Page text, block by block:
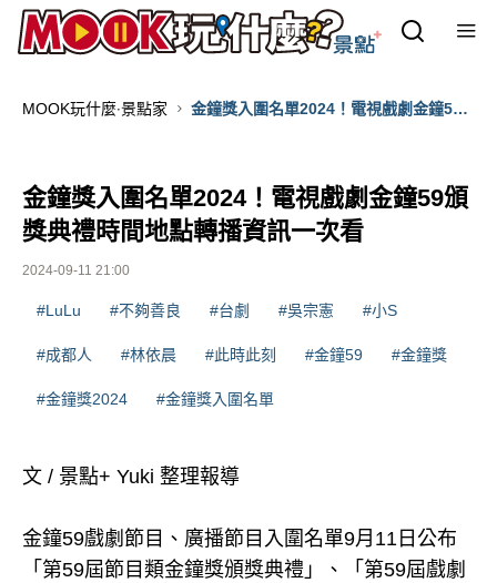
MOOK玩什麼‧景點家
金鐘獎入圍名單2024！電視戲劇金鐘59
金鐘獎入圍名單2024！電視戲劇金鐘59頒
獎典禮時間地點轉播資訊一次看
2024-09-11 21:00
#LuLu #不夠善良 #台劇 #吳宗憲 #小S
#成都人 #林依晨 #此時此刻 #金鐘59 #金鐘獎
#金鐘獎2024 #金鐘獎入圍名單
文 / 景點+ Yuki 整理報導
金鐘59戲劇節目、廣播節目入圍名單9月11日公布
「第59屆節目類金鐘獎頒獎典禮」、「第59屆戲劇